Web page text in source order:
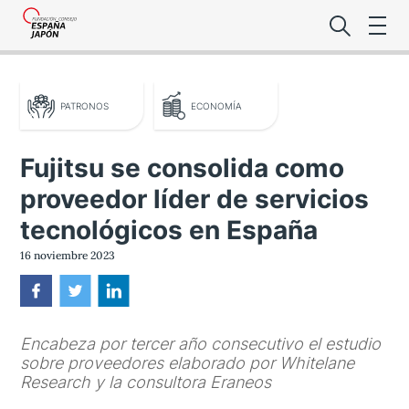
Lo último de la
Foro
Noticias
PATRONOS ECONOMÍA
Fujitsu se consolida como
proveedor líder de servicios
tecnológicos en España
16 noviembre 2023
Encabeza por tercer año consecutivo el estudio
sobre proveedores elaborado por Whitelane
Research y la consultora Eraneos